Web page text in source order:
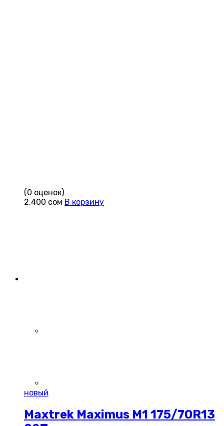
(0 оценок)
2,400 сом В корзину
новый
Maxtrek Maximus M1 175/70R13